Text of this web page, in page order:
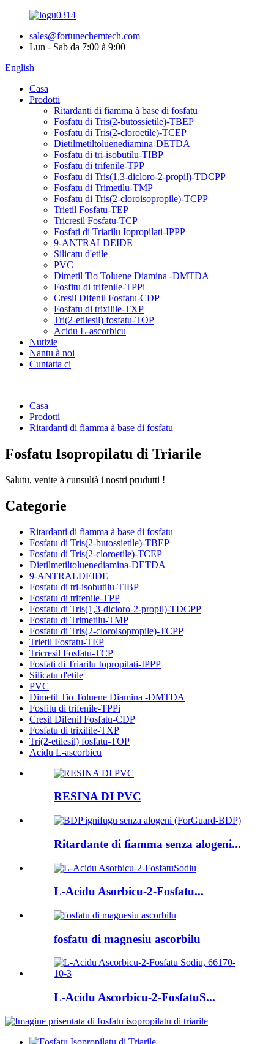
sales@fortunechemtech.com
Lun - Sab da 7:00 à 9:00
English
Casa
Prodotti
Ritardanti di fiamma à base di fosfatu
Fosfatu di Tris(2-butossietile)-TBEP
Fosfatu di Tris(2-cloroetile)-TCEP
Dietilmetiltoluenediamina-DETDA
Fosfatu di tri-isobutilu-TIBP
Fosfatu di trifenile-TPP
Fosfatu di Tris(1,3-dicloro-2-propil)-TDCPP
Fosfatu di Trimetilu-TMP
Fosfatu di Tris(2-cloroisopropile)-TCPP
Trietil Fosfatu-TEP
Tricresil Fosfatu-TCP
Fosfati di Triarilu Iopropilati-IPPP
9-ANTRALDEIDE
Silicatu d'etile
PVC
Dimetil Tio Toluene Diamina -DMTDA
Fosfitu di trifenile-TPPi
Cresil Difenil Fosfatu-CDP
Fosfatu di trixilile-TXP
Tri(2-etilesil) fosfatu-TOP
Acidu L-ascorbicu
Nutizie
Nantu à noi
Cuntatta ci
Casa
Prodotti
Ritardanti di fiamma à base di fosfatu
Fosfatu Isopropilatu di Triarile
Salutu, venite à cunsultà i nostri prudutti !
Categorie
Ritardanti di fiamma à base di fosfatu
Fosfatu di Tris(2-butossietile)-TBEP
Fosfatu di Tris(2-cloroetile)-TCEP
Dietilmetiltoluenediamina-DETDA
9-ANTRALDEIDE
Fosfatu di tri-isobutilu-TIBP
Fosfatu di trifenile-TPP
Fosfatu di Tris(1,3-dicloro-2-propil)-TDCPP
Fosfatu di Trimetilu-TMP
Fosfatu di Tris(2-cloroisopropile)-TCPP
Trietil Fosfatu-TEP
Tricresil Fosfatu-TCP
Fosfati di Triarilu Iopropilati-IPPP
Silicatu d'etile
PVC
Dimetil Tio Toluene Diamina -DMTDA
Fosfitu di trifenile-TPPi
Cresil Difenil Fosfatu-CDP
Fosfatu di trixilile-TXP
Tri(2-etilesil) fosfatu-TOP
Acidu L-ascorbicu
RESINA DI PVC
Ritardante di fiamma senza alogeni...
L-Acidu Asorbicu-2-Fosfatu...
fosfatu di magnesiu ascorbilu
L-Acidu Ascorbicu-2-FosfatuS...